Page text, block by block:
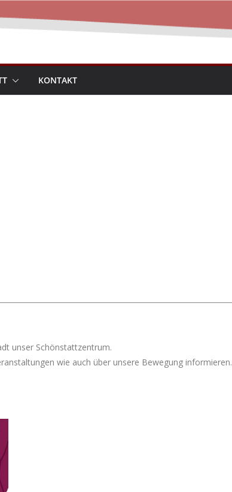
KONTAKT
unser Schönstattzentrum.
wie auch über unsere Bewegung informieren.